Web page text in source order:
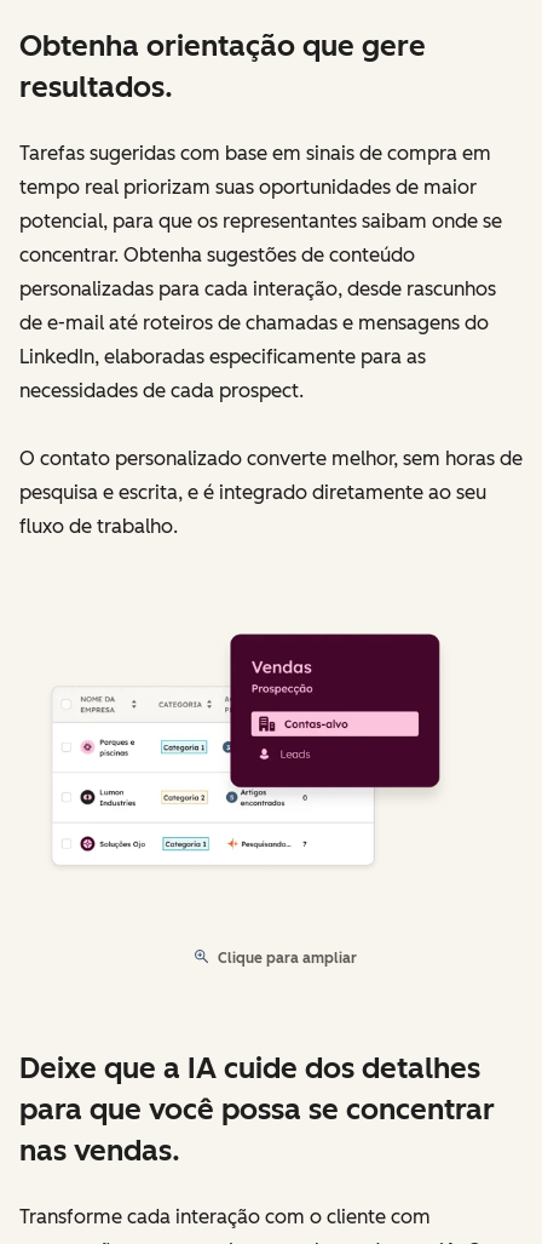
Obtenha orientação que gere
resultados.
Tarefas sugeridas com base em sinais de compra em
tempo real priorizam suas oportunidades de maior
potencial, para que os representantes saibam onde se
concentrar. Obtenha sugestões de conteúdo
personalizadas para cada interação, desde rascunhos
de e-mail até roteiros de chamadas e mensagens do
LinkedIn, elaboradas especificamente para as
necessidades de cada prospect.
O contato personalizado converte melhor, sem horas de
pesquisa e escrita, e é integrado diretamente ao seu
fluxo de trabalho.
Clique para ampliar
Deixe que a IA cuide dos detalhes
para que você possa se concentrar
nas vendas.
Transforme cada interação com o cliente com